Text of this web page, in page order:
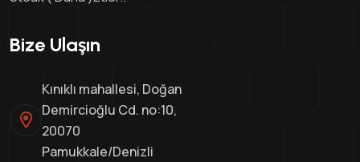
Bize Ulaşın
Kınıklı mahallesi, Doğan
Demircioğlu Cd. no:10,
20070
Pamukkale/Denizli